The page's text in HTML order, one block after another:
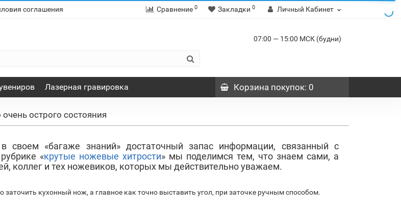
соглашения Сравнение 0 Закладки 0 Личный Кабинет
07:00 — 15:00 МСК (будни)
Лазерная гравировка Корзинапокупок: 0
острого состояния
«багаже знаний» достаточный запас информации, связанный с
«крутые ножевые хитрости» мы поделимся тем, что знаем сами, а
коллег и тех ножевиков, которых мы действительно уважаем.
заточить кухонный нож, а главное как точно выставить угол, при заточке ручным способом.